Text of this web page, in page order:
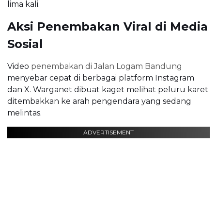
lima kali.
Aksi Penembakan Viral di Media
Sosial
Video penembakan di Jalan Logam Bandung
menyebar cepat di berbagai platform Instagram
dan X. Warganet dibuat kaget melihat peluru karet
ditembakkan ke arah pengendara yang sedang
melintas.
ADVERTISEMENT